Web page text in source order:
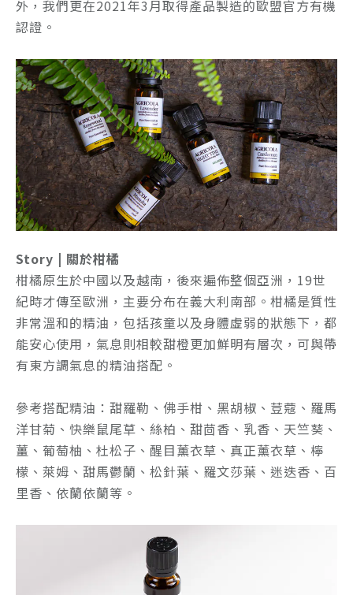
外，我們更在2021年3月取得產品製造的歐盟官方有機
認證。
Story | 關於柑橘
柑橘原生於中國以及越南，後來遍佈整個亞洲，19世
紀時才傳至歐洲，主要分布在義大利南部。柑橘是質性
非常溫和的精油，包括孩童以及身體虛弱的狀態下，都
能安心使用，氣息則相較甜橙更加鮮明有層次，可與帶
有東方調氣息的精油搭配。
參考搭配精油： 甜羅勒、佛手柑、黑胡椒、荳蔻、羅馬
洋甘菊、快樂鼠尾草、絲柏、甜茴香、乳香、天竺葵、
薑、葡萄柚、杜松子、醒目薰衣草、真正薰衣草、檸
檬、萊姆、甜馬鬱蘭、松針葉、羅文莎葉、迷迭香、百
里香、依蘭依蘭等。